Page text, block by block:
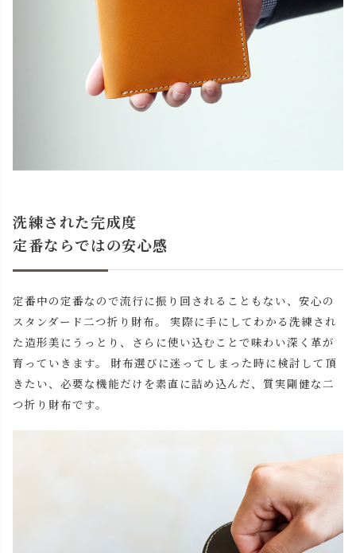
洗練された完成度
定番ならではの安心感
定番中の定番なので流行に振り回されることもない、安心の
スタンダード二つ折り財布。 実際に手にしてわかる洗練され
た造形美にうっとり、さらに使い込むことで味わい深く革が
育っていきます。 財布選びに迷ってしまった時に検討して頂
きたい、必要な機能だけを素直に詰め込んだ、質実剛健な二
つ折り財布です。